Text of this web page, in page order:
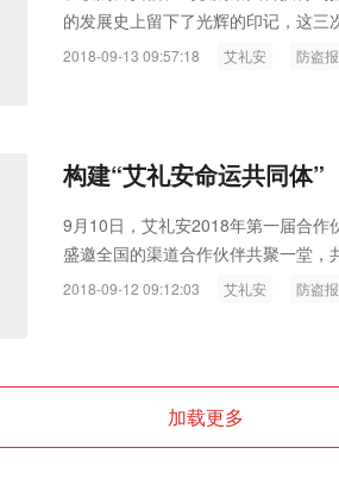
的发展史上留下了光辉的印记，这三
发之路上的高歌猛进，逐渐引领这个
2018-09-13 09:57:18 艾礼安 防盗
构建“艾礼安命运共同体”
9月10日，艾礼安2018年第一届合作
盛邀全国的渠道合作伙伴共聚一堂
动构建“艾礼安命运共同体”。
2018-09-12 09:12:03 艾礼安 防盗
加载更多